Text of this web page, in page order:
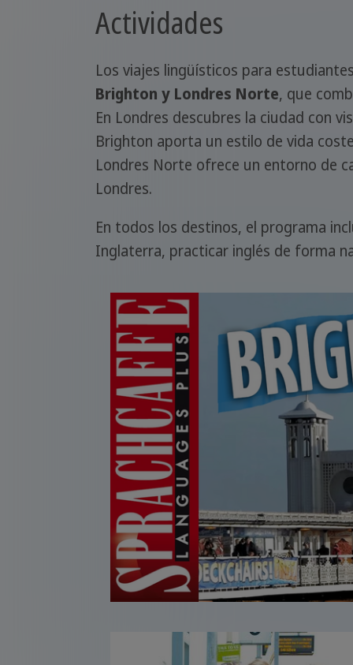
Actividades
Los viajes lingüísticos para estudiantes
Brighton y Londres Norte, que
En Londres descubres la ciudad con
Brighton aporta un estilo de vida
Londres Norte ofrece un entorno de
Londres.
En todos los destinos, el programa
Inglaterra, practicar inglés de forma